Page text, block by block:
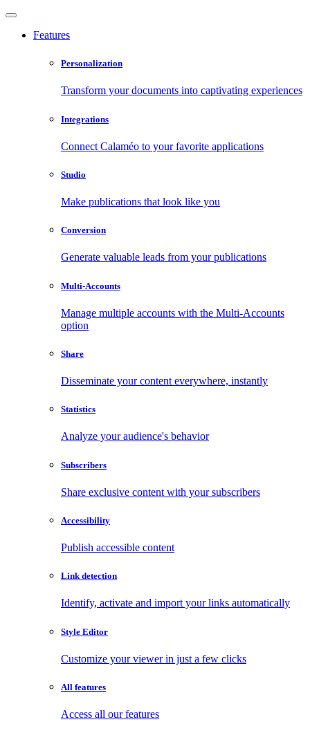
Features
Personalization
Transform your documents into captivating experiences
Integrations
Connect Calaméo to your favorite applications
Studio
Make publications that look like you
Conversion
Generate valuable leads from your publications
Multi-Accounts
Manage multiple accounts with the Multi-Accounts
option
Share
Disseminate your content everywhere, instantly
Statistics
Analyze your audience's behavior
Subscribers
Share exclusive content with your subscribers
Accessibility
Publish accessible content
Link detection
Identify, activate and import your links automatically
Style Editor
Customize your viewer in just a few clicks
All features
Access all our features